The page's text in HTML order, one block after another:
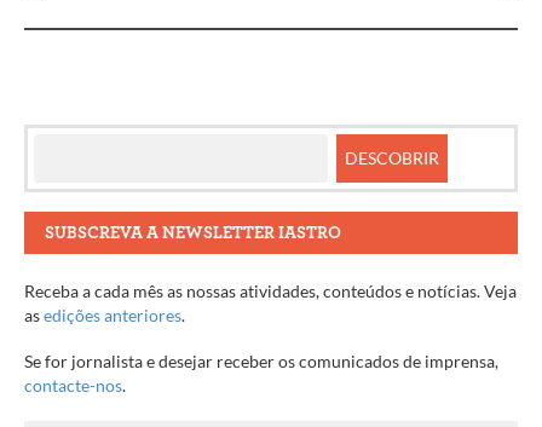
artigos
SUBSCREVA A NEWSLETTER IASTRO
Receba a cada mês as nossas atividades, conteúdos e notícias. Veja
asedições anteriores.
Se for jornalista e desejar receber os comunicados de imprensa,
contacte-nos.